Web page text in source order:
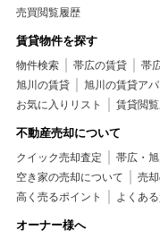
売買閲覧履歴
賃貸物件を探す
物件検索 帯広の賃貸 帯
旭川の賃貸
旭川の賃貸アパ
お気に入りリスト
賃貸閲
不動産売却について
クイック売却査定 帯広・
空き家の売却について
売
高く売るポイント
よくあ
オーナー様へ